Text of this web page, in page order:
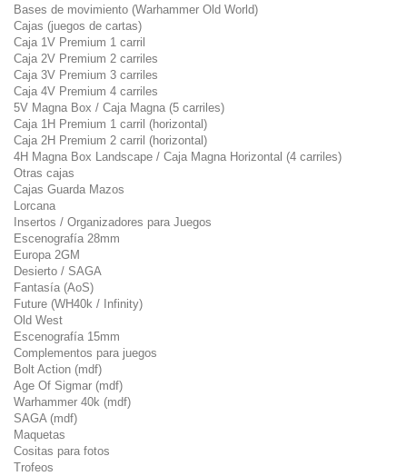
Bases de movimiento (Warhammer Old World)
Cajas (juegos de cartas)
Caja 1V Premium 1 carril
Caja 2V Premium 2 carriles
Caja 3V Premium 3 carriles
Caja 4V Premium 4 carriles
5V Magna Box / Caja Magna (5 carriles)
Caja 1H Premium 1 carril (horizontal)
Caja 2H Premium 2 carril (horizontal)
4H Magna Box Landscape / Caja Magna Horizontal (4 carriles)
Otras cajas
Cajas Guarda Mazos
Lorcana
Insertos / Organizadores para Juegos
Escenografía 28mm
Europa 2GM
Desierto / SAGA
Fantasía (AoS)
Future (WH40k / Infinity)
Old West
Escenografía 15mm
Complementos para juegos
Bolt Action (mdf)
Age Of Sigmar (mdf)
Warhammer 40k (mdf)
SAGA (mdf)
Maquetas
Cositas para fotos
Trofeos